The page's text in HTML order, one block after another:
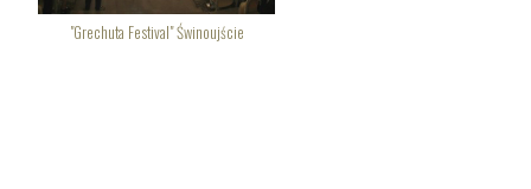
"Grechuta Festival" Świnoujście